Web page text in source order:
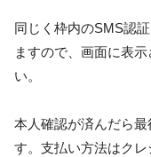
同じく枠内のSMS認
ますので、画面に表
い。
本人確認が済んだら
す。支払い方法はク